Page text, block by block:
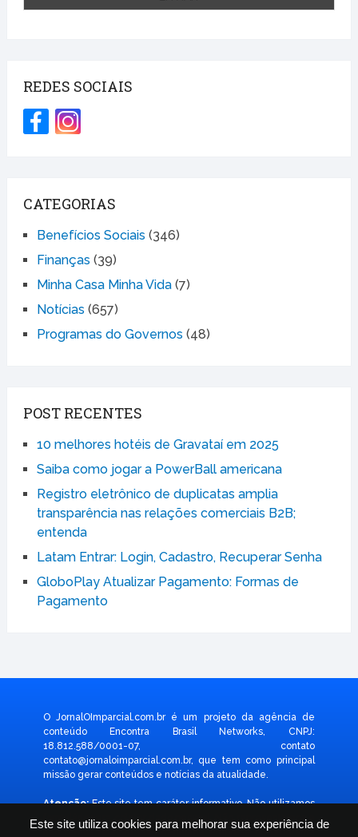
Este site utiliza cookies para melhorar sua experiência de
REDES SOCIAIS
CATEGORIAS
Benefícios Sociais (346)
Finanças (39)
Minha Casa Minha Vida(7)
Notícias (657)
Programas do Governos (48)
POST RECENTES
10 melhores hotéis de Gravataí em 2025
Saiba como jogar a PowerBall americana
Registro eletrônico de duplicatas amplia
transparência nas relações comerciais B2B;
entenda
Latam Entrar: Login, Cadastro, Recuperar Senha
GloboPlay Atualizar Pagamento: Formas de
Pagamento
O JornalOImparcial.com.br é um projeto da agência de
conteúdo Encontra Brasil Networks, CNPJ:
18.812.588/0001-07, contato
contato@jornaloimparcial.com.br, que tem como principal
missão gerar conteúdos e notícias da atualidade.
Atenção:Este site tem caráter informativo. Não utilizamos
formulário para coletar dado pessoal. Não representamos e
não temos relação com nenhuma empresa ou programa